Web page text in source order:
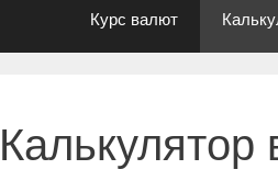
Курс валют
Калькулятор